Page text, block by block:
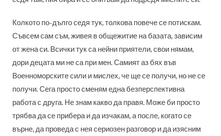
Колкото по-дълго седя тук, толкова повече се потискам.
Съвсем сам съм, живея в общежитие на базата, зависим
от жена си. Всички тук са нейни приятели, свои нямам,
дори децата ми не са при мен. Самият аз бях във
Военноморските сили и мислех, че ще се получи, но не се
получи. Сега просто сменям една безперспективна
работа с друга. Не знам какво да правя. Може би просто
трябва да се прибера и да изчакам, а после, когато се
върне, да проведа с нея сериозен разговор и да изясним